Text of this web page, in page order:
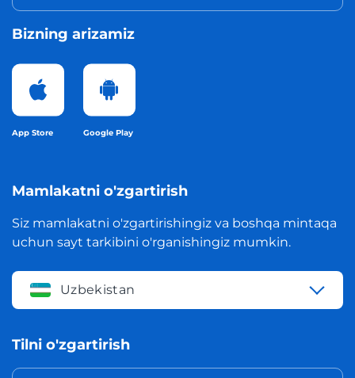
Bizning arizamiz
App Store Google Play
Mamlakatni o'zgartirish
Siz mamlakatni o'zgartirishingiz va boshqa mintaqa
uchun sayt tarkibini o'rganishingiz mumkin.
Uzbekistan
Tilni o'zgartirish